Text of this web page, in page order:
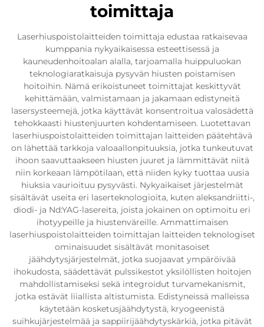
toimittaja
Laserhiuspoistolaitteiden toimittaja edustaa ratkaisevaa
kumppania nykyaikaisessa esteettisessä ja
kauneudenhoitoalan alalla, tarjoamalla huippuluokan
teknologiaratkaisuja pysyvän hiusten poistamisen
hoitoihin. Nämä erikoistuneet toimittajat keskittyvät
kehittämään, valmistamaan ja jakamaan edistyneitä
lasersysteemejä, jotka käyttävät konsentroitua valosädettä
tehokkaasti hiustenjuurten kohdentamiseen. Luotettavan
laserhiuspoistolaitteiden toimittajan laitteiden päätehtävä
on lähettää tarkkoja valoaallonpituuksia, jotka tunkeutuvat
ihoon saavuttaakseen hiusten juuret ja lämmittävät niitä
niin korkeaan lämpötilaan, että niiden kyky tuottaa uusia
hiuksia vaurioituu pysyvästi. Nykyaikaiset järjestelmät
sisältävät useita eri laserteknologioita, kuten aleksandriitti-,
diodi- ja Nd:YAG-lasereita, joista jokainen on optimoitu eri
ihotyypeille ja hiustenväreille. Ammattimaisen
laserhiuspoistolaitteiden toimittajan laitteiden teknologiset
ominaisuudet sisältävät monitasoiset
jäähdytysjärjestelmät, jotka suojaavat ympäröivää
ihokudosta, säädettävät pulssikestot yksilöllisten hoitojen
mahdollistamiseksi sekä integroidut turvamekanismit,
jotka estävät liiallista altistumista. Edistyneissä malleissa
käytetään kosketusjäähdytystä, kryogeenistä
suihkujärjestelmää ja sappiirijäähdytyskärkiä, jotka pitävät